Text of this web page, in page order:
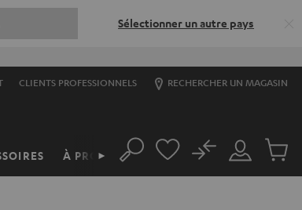
Sélectionner un autre pays
CLIENTS PROFESSIONNELS RECHERCHER UN MAGASIN
À PROPOS
► Rechercher
Mon
compte
No